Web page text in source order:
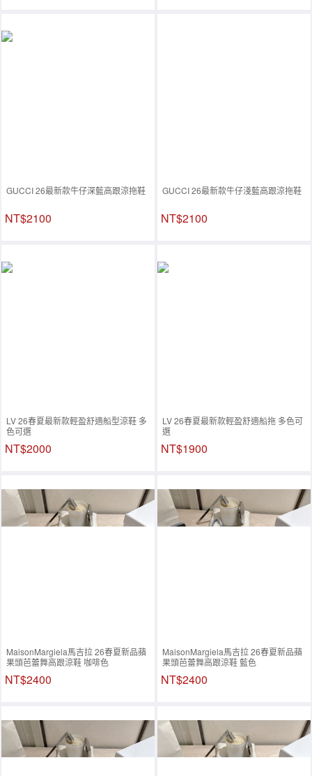
GUCCI 26最新款牛仔深藍高跟涼拖鞋
NT$2100
GUCCI 26最新款牛仔淺藍高跟涼拖鞋
NT$2100
LV 26春夏最新款輕盈舒適船型涼鞋 多
色可選
NT$2000
LV 26春夏最新款輕盈舒適船拖 多色可
選
NT$1900
MaisonMargiela馬吉拉 26春夏新品蘋
果頭芭蕾舞高跟涼鞋 咖啡色
NT$2400
MaisonMargiela馬吉拉 26春夏新品蘋
果頭芭蕾舞高跟涼鞋 藍色
NT$2400